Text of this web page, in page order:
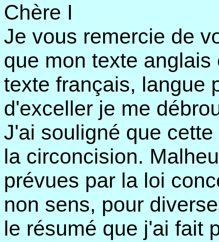
Chère I
Je vous remercie de
que mon texte
texte français, langue
d'exceller je me
J'ai souligné que
la circoncision.
prévues par la loi
non sens, pour
le résumé que j'ai fait